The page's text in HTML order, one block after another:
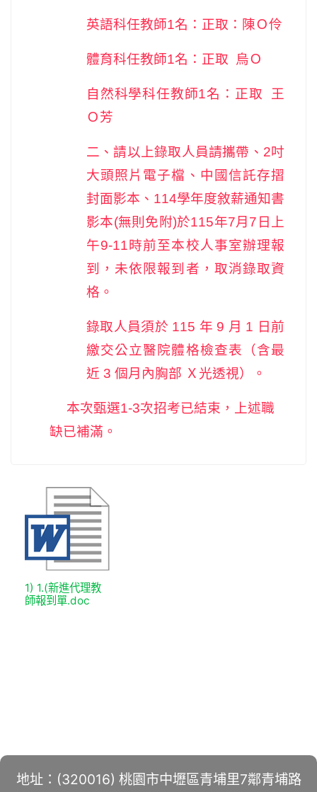
英語科任教師1名：正取：陳Ｏ伶
體育科任教師1名：正取 烏Ｏ
自然科學科任教師1名：正取 王
Ｏ芳
二、請以上錄取人員請攜帶、2吋
大頭照片電子檔、中國信託存摺
封面影本、114學年度敘薪通知書
影本(無則免附)於115年7月7日上
午9-11時前至本校人事室辦理報
到，未依限報到者，取消錄取資
格。
錄取人員須於 115 年 9 月 1 日前
繳交公立醫院體格檢查表（含最
近 3 個月內胸部 Ｘ光透視）。
本次甄選1-3次招考已結束，上述職
缺已補滿。
1) 1.(新進代理教
師報到單.doc
地址：(320016) 桃園市中壢區青埔里7鄰青埔路